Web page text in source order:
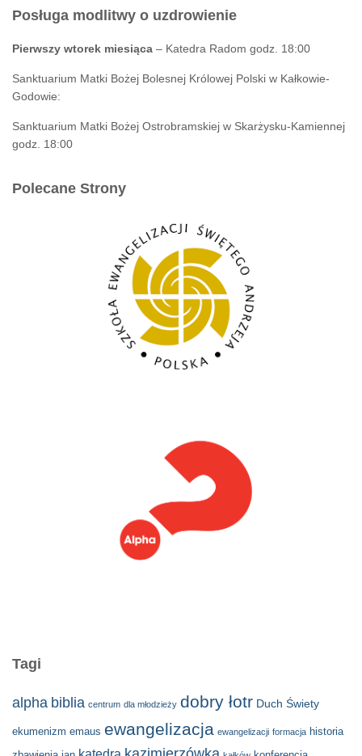
Posługa modlitwy o uzdrowienie
Pierwszy wtorek miesiąca – Katedra Radom godz. 18:00
Sanktuarium Matki Bożej Bolesnej Królowej Polski w Kałkowie-
Godowie:
Sanktuarium Matki Bożej Ostrobramskiej w Skarżysku-Kamiennej
godz. 18:00
Polecane Strony
Tagi
alpha biblia centrum dla młodzieży dobry łotr Duch Świety
ekumenizm emaus ewangelizacja ewangelizacji formacja historia